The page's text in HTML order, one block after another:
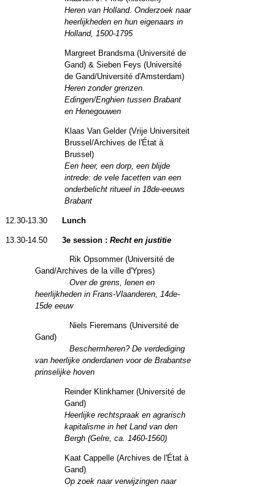
Heren van Holland. Onderzoek naar
heerlijkheden en hun eigenaars in
Holland, 1500-1795
Margreet Brandsma (Université de
Gand) & Sieben Feys (Université
de Gand/Université d'Amsterdam)
Heren zonder grenzen.
Edingen/Enghien tussen Brabant
en Henegouwen
Klaas Van Gelder (Vrije Universiteit
Brussel/Archives de l'État à
Brussel)
Een heer, een dorp, een blijde
intrede: de vele facetten van een
onderbelicht ritueel in 18de-eeuws
Brabant
12.30-13.30 Lunch
13.30-14.50 3e session : Recht en justitie
Rik Opsommer (Université de
Gand/Archives de la ville d'Ypres)
Over de grens, lenen en
heerlijkheden in Frans-Vlaanderen, 14de-
15de eeuw
Niels Fieremans (Université de
Gand)
Beschermheren? De verdediging
van heerlijke onderdanen voor de Brabantse
prinselijke hoven
Reinder Klinkhamer (Université de
Gand)
Heerlijke rechtspraak en agrarisch
kapitalisme in het Land van den
Bergh (Gelre, ca. 1460-1560)
Kaat Cappelle (Archives de l'État à
Gand)
Op zoek naar verwijzingen naar